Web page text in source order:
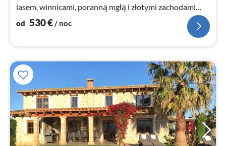
lasem, winnicami, poranną mgłą i złotymi zachodami
słońca.
od 530€ / noc